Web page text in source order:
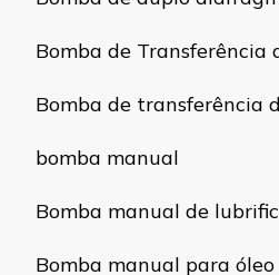
Bomba de Transferência
Bomba de transferência
bomba manual
Bomba manual de
Bomba manual para óleo